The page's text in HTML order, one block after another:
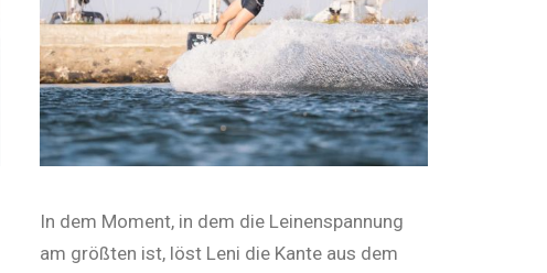
In dem Moment, in dem die Leinenspannung
am größten ist, löst Leni die Kante aus dem